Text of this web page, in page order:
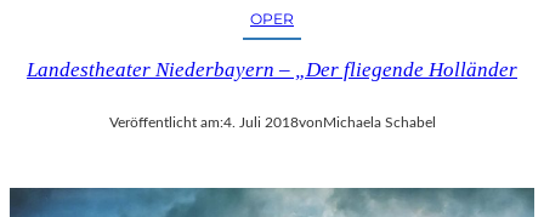
OPER
Landestheater Niederbayern – „Der fliegende Holländer
Veröffentlicht am:4. Juli 2018vonMichaela Schabel